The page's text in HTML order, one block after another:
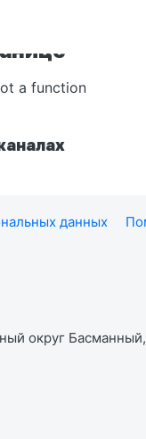
a function
данных
округ